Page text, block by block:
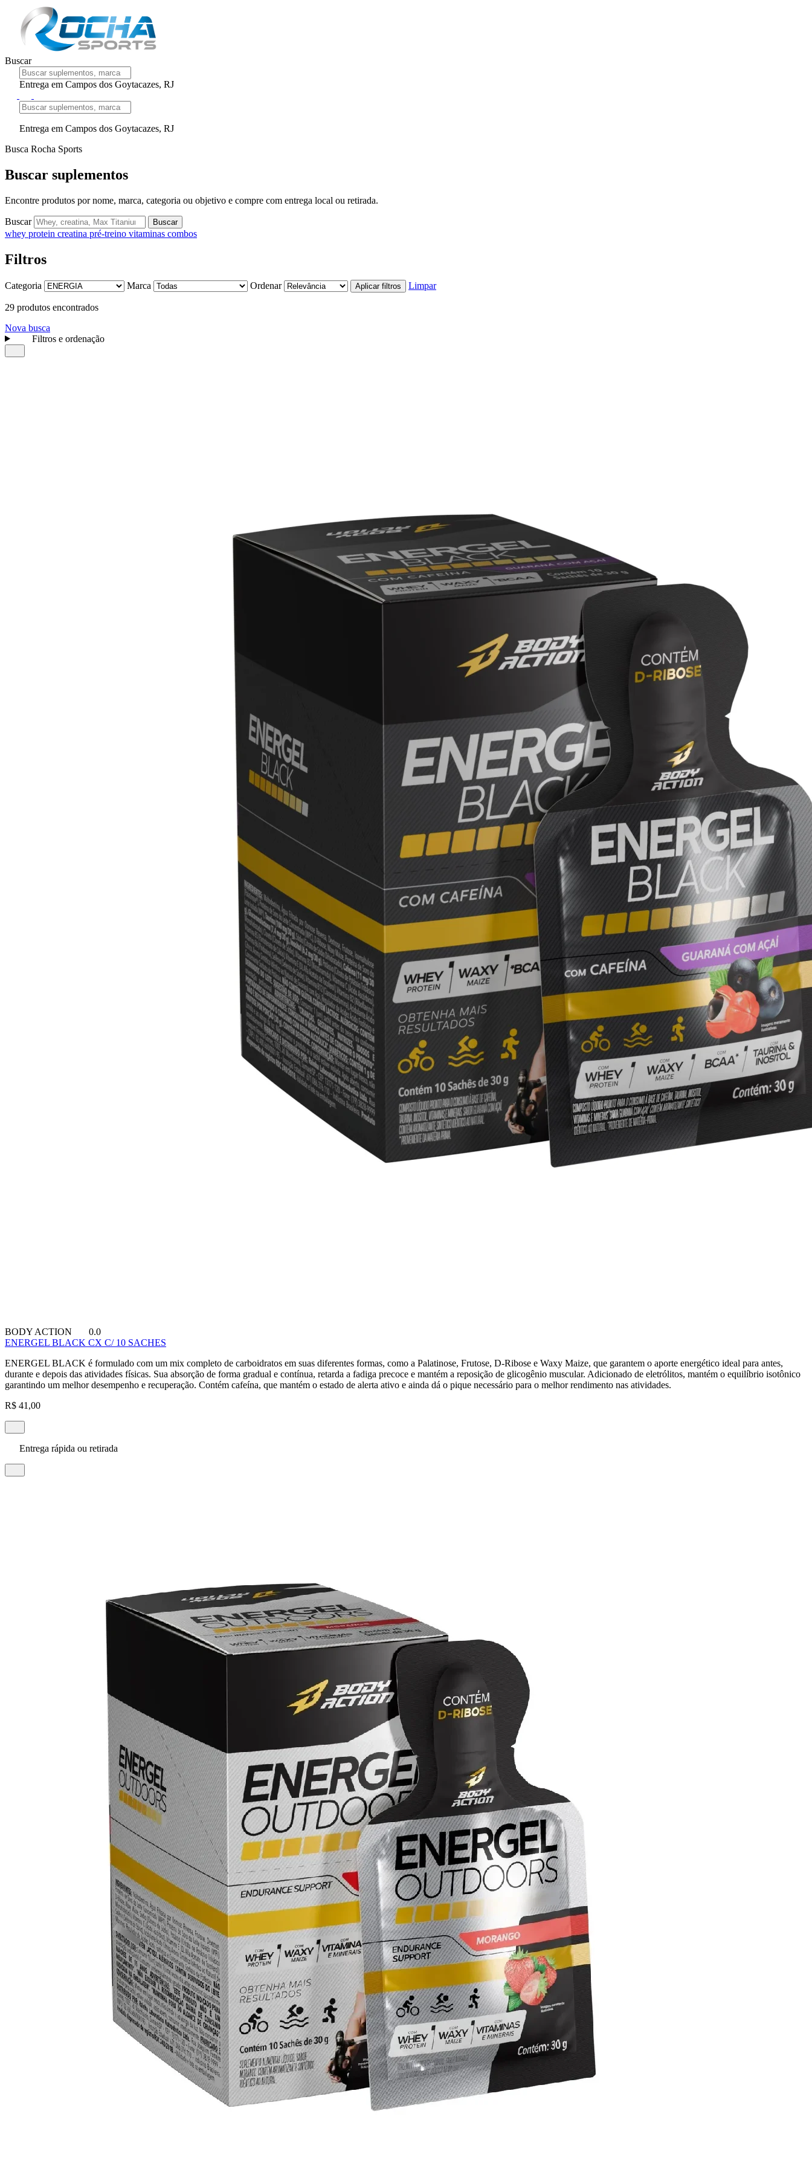
Buscar
Entrega em Campos dos Goytacazes, RJ
Entrega em Campos dos Goytacazes, RJ
Busca Rocha Sports
Buscar suplementos
Encontre produtos por nome, marca, categoria ou objetivo e compre com entrega local ou retirada.
Buscar Buscar
whey protein creatina pré-treino vitaminas combos
Filtros
Categoria Marca Ordenar Aplicar filtros Limpar
29 produtos encontrados
Nova busca
Filtros e ordenação
BODY ACTION
0.0
ENERGEL BLACK CX C/ 10 SACHES
ENERGEL BLACK é formulado com um mix completo de carboidratos em suas diferentes formas, como a Palatinose, Frutose, D-Ribose e Waxy Maize, que garantem o aporte energético ideal para antes,
durante e depois das atividades físicas. Sua absorção de forma gradual e contínua, retarda a fadiga precoce e mantém a reposição de glicogênio muscular. Adicionado de eletrólitos, mantém o equilíbrio isotônico
garantindo um melhor desempenho e recuperação. Contém cafeína, que mantém o estado de alerta ativo e ainda dá o pique necessário para o melhor rendimento nas atividades.
R$ 41,00
Entrega rápida ou retirada